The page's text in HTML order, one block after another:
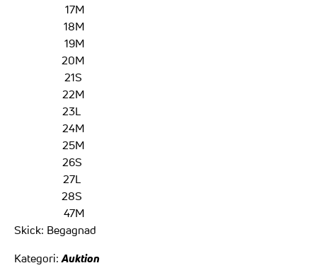
17M
18M
19M
20M
21S
22M
23L
24M
25M
26S
27L
28S
47M
Skick: Begagnad
Kategori: Auktion